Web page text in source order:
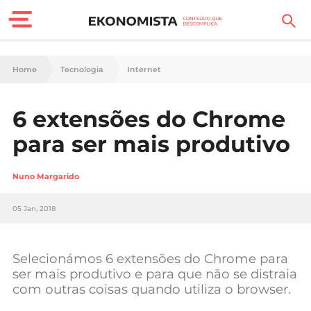
Finanças Pessoais
Carreira
Casa
Tecnologia
Negócios
Home Tecnologia Internet
6 extensões do Chrome
para ser mais produtivo
Nuno Margarido
05 Jan, 2018
Selecionámos 6 extensões do Chrome para
ser mais produtivo e para que não se distraia
com outras coisas quando utiliza o browser.